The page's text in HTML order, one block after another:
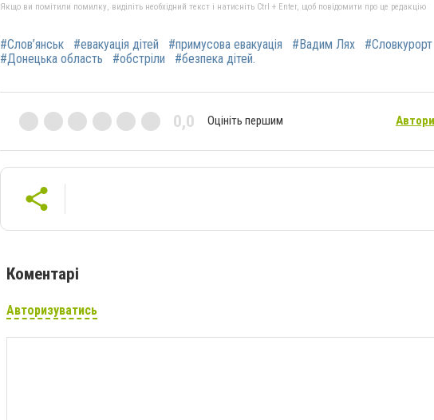
Якщо ви помітили помилку, виділіть необхідний текст і натисніть Ctrl + Enter, щоб повідомити про це редакцію
#Слов’янськ #евакуація дітей #примусова евакуація #Вадим Лях #Словкурорт
#Донецька область
#обстріли #безпека дітей.
0,0 Оцініть першим
Коментарі
Авторизуватись